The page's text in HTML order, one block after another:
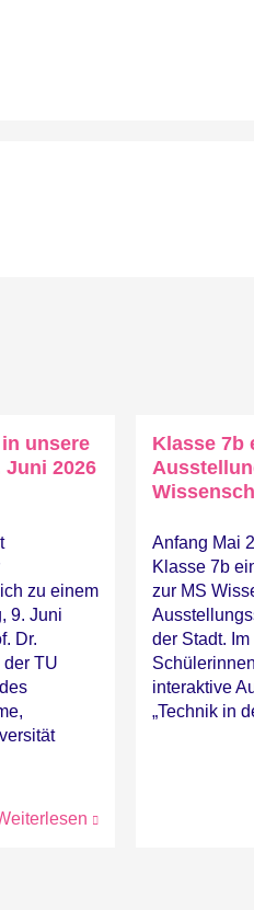
unsere
Juni 2026
zu einem
9. Juni
Dr.
TU
Klasse 7b
Anfang Mai
Klasse 7b
zur MS
der Stadt.
interaktive
„Technik in